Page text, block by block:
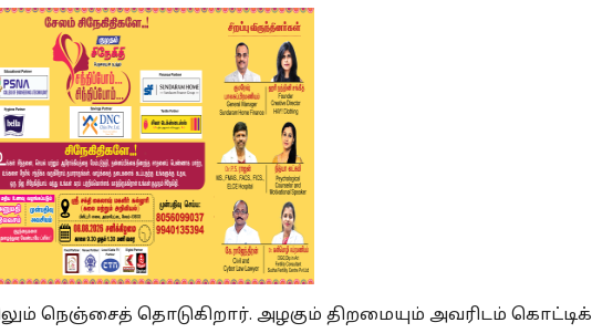
நெஞ்சைத் தொடுகிறார். அழகும் திறமையும் அவரிடம் கொட்டிக்